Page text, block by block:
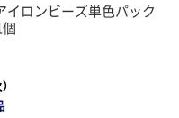
イロンビーズ単色パック